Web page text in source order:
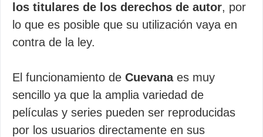
los titulares de los derechos de autor, por
lo que es posible que su utilización vaya en
contra de la ley.
El funcionamiento de Cuevanaes muy
sencillo ya que la amplia variedad de
películas y series pueden ser reproducidas
por los usuarios directamente en sus